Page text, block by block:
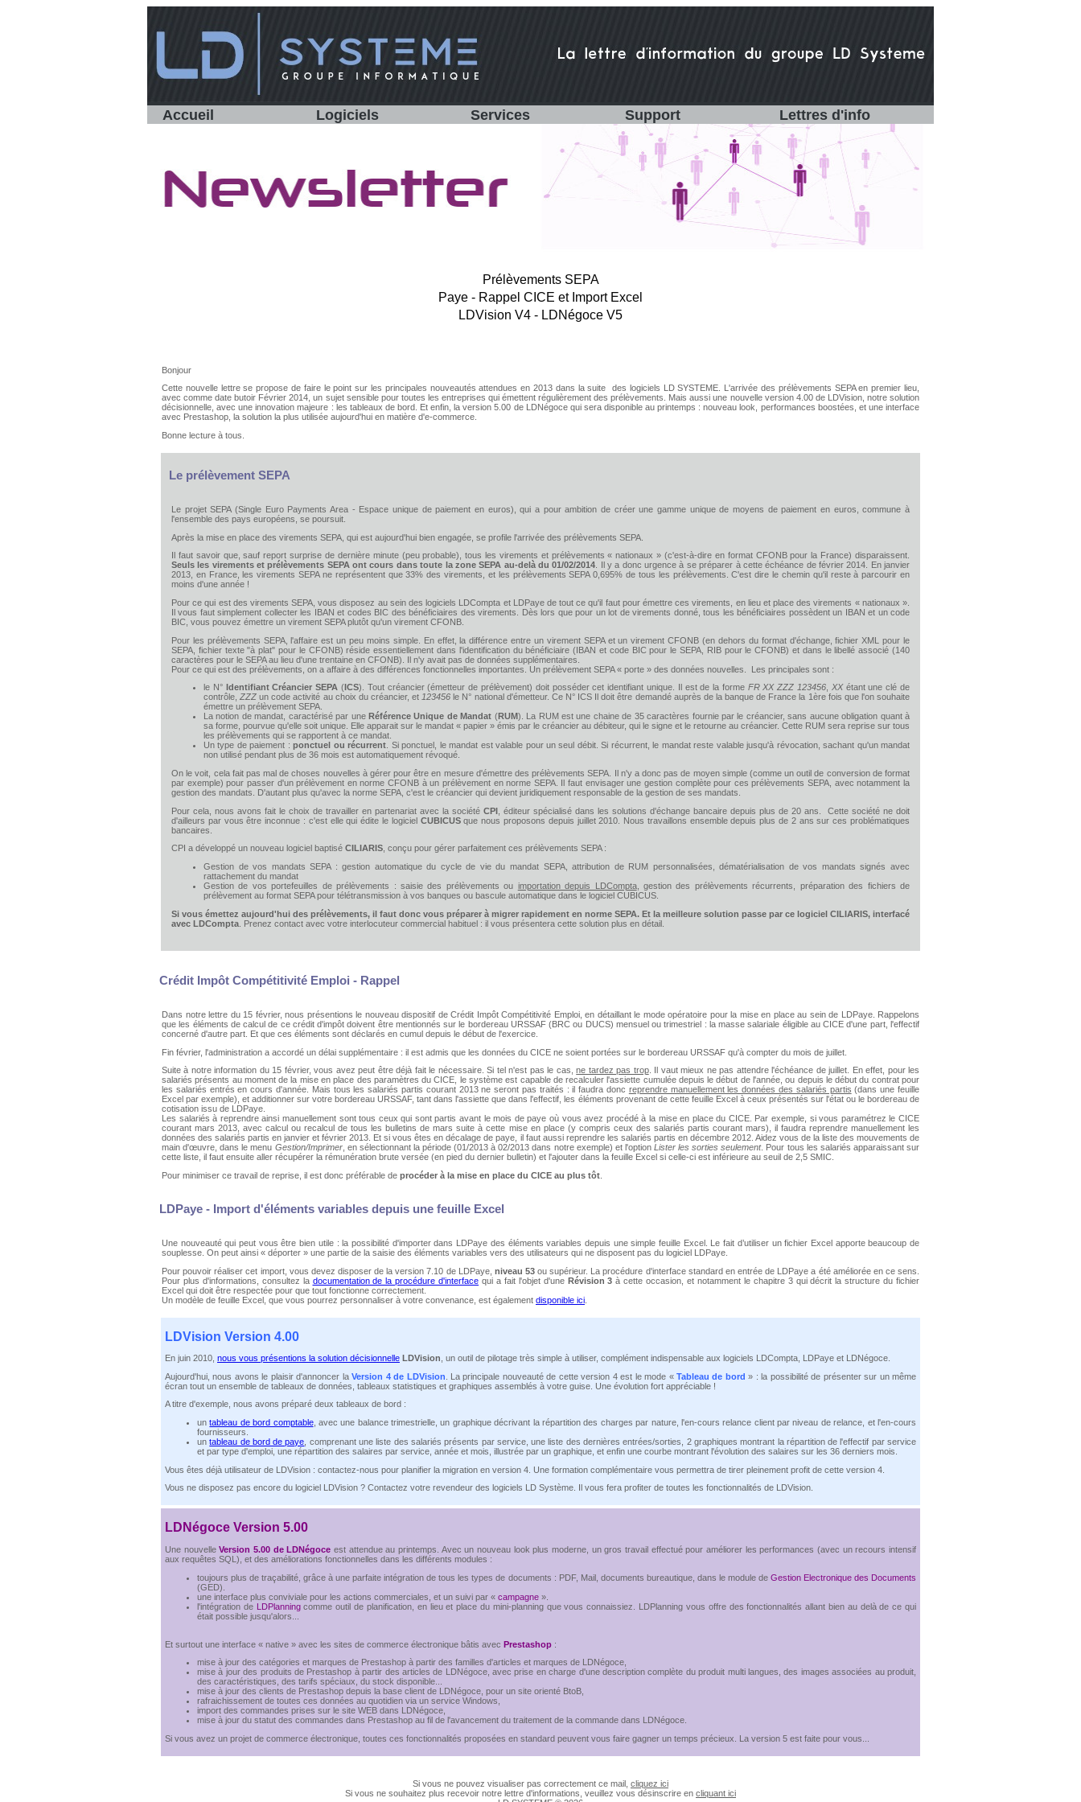
Accueil Logiciels Services Support Lettres d'info
Prélèvements SEPA
Paye - Rappel CICE et Import Excel
LDVision V4 - LDNégoce V5
Bonjour
Cette nouvelle lettre se propose de faire le point sur les principales nouveautés attendues en 2013 dans la suite des logiciels LD SYSTEME. L'arrivée des prélèvements SEPA en premier lieu,
avec comme date butoir Février 2014, un sujet sensible pour toutes les entreprises qui émettent régulièrement des prélèvements. Mais aussi une nouvelle version 4.00 de LDVision, notre solution
décisionnelle, avec une innovation majeure : les tableaux de bord. Et enfin, la version 5.00 de LDNégoce qui sera disponible au printemps : nouveau look, performances boostées, et une interface
avec Prestashop, la solution la plus utilisée aujourd'hui en matière d'e-commerce.
Bonne lecture à tous.
Le prélèvement SEPA
Le projet SEPA (Single Euro Payments Area - Espace unique de paiement en euros), qui a pour ambition de créer une gamme unique de moyens de paiement en euros, commune à
l'ensemble des pays européens, se poursuit.
Après la mise en place des virements SEPA, qui est aujourd'hui bien engagée, se profile l'arrivée des prélèvements SEPA.
Il faut savoir que, sauf report surprise de dernière minute (peu probable), tous les virements et prélèvements « nationaux » (c'est-à-dire en format CFONB pour la France) disparaissent.
Seuls les virements et prélèvements SEPA ont cours dans toute la zone SEPA au-delà du 01/02/2014 . Il y a donc urgence à se préparer à cette échéance de février 2014. En janvier
2013, en France, les virements SEPA ne représentent que 33% des virements, et les prélèvements SEPA 0,695% de tous les prélèvements. C'est dire le chemin qu'il reste à parcourir en
moins d'une année !
Pour ce qui est des virements SEPA, vous disposez au sein des logiciels LDCompta et LDPaye de tout ce qu'il faut pour émettre ces virements, en lieu et place des virements « nationaux ».
Il vous faut simplement collecter les IBAN et codes BIC des bénéficiaires des virements. Dès lors que pour un lot de virements donné, tous les bénéficiaires possèdent un IBAN et un code
BIC, vous pouvez émettre un virement SEPA plutôt qu'un virement CFONB.
Pour les prélèvements SEPA, l'affaire est un peu moins simple. En effet, la différence entre un virement SEPA et un virement CFONB (en dehors du format d'échange, fichier XML pour le
SEPA, fichier texte "à plat" pour le CFONB) réside essentiellement dans l'identification du bénéficiaire (IBAN et code BIC pour le SEPA, RIB pour le CFONB) et dans le libellé associé (140
caractères pour le SEPA au lieu d'une trentaine en CFONB). Il n'y avait pas de données supplémentaires.
Pour ce qui est des prélèvements, on a affaire à des différences fonctionnelles importantes. Un prélèvement SEPA « porte » des données nouvelles. Les principales sont :
le N° Identifiant Créancier SEPA (ICS). Tout créancier (émetteur de prélèvement) doit posséder cet identifiant unique. Il est de la forme FR XX ZZZ 123456 XXétant une clé de
contrôle,ZZZ un code activité au choix du créancier, et 123456 le N° national d'émetteur. Ce N° ICS Il doit être demandé auprès de la banque de France la 1ère fois que l'on souhaite
émettre un prélèvement SEPA.
La notion de mandat, caractérisé par une Référence Unique de Mandat (RUM). La RUM est une chaine de 35 caractères fournie par le créancier, sans aucune obligation quant à
sa forme, pourvue qu'elle soit unique. Elle apparait sur le mandat « papier » émis par le créancier au débiteur, qui le signe et le retourne au créancier. Cette RUM sera reprise sur tous
les prélèvements qui se rapportent à ce mandat.
Un type de paiement :ponctuel ou récurrent . Si ponctuel, le mandat est valable pour un seul débit. Si récurrent, le mandat reste valable jusqu'à révocation, sachant qu'un mandat
non utilisé pendant plus de 36 mois est automatiquement révoqué.
On le voit, cela fait pas mal de choses nouvelles à gérer pour être en mesure d'émettre des prélèvements SEPA. Il n'y a donc pas de moyen simple (comme un outil de conversion de format
par exemple) pour passer d'un prélèvement en norme CFONB à un prélèvement en norme SEPA. Il faut envisager une gestion complète pour ces prélèvements SEPA, avec notamment la
gestion des mandats. D'autant plus qu'avec la norme SEPA, c'est le créancier qui devient juridiquement responsable de la gestion de ses mandats.
Pour cela, nous avons fait le choix de travailler en partenariat avec la société CPI , éditeur spécialisé dans les solutions d'échange bancaire depuis plus de 20 ans. Cette société ne doit
d'ailleurs par vous être inconnue : c'est elle qui édite le logiciel CUBICUSque nous proposons depuis juillet 2010. Nous travaillons ensemble depuis plus de 2 ans sur ces problématiques
bancaires.
CPI a développé un nouveau logiciel baptisé CILIARIS , conçu pour gérer parfaitement ces prélèvements SEPA :
Gestion de vos mandats SEPA : gestion automatique du cycle de vie du mandat SEPA, attribution de RUM personnalisées, dématérialisation de vos mandats signés avec
rattachement du mandat
Gestion de vos portefeuilles de prélèvements : saisie des prélèvements ou importation depuis LDCompta, gestion des prélèvements récurrents, préparation des fichiers de
prélèvement au format SEPA pour télétransmission à vos banques ou bascule automatique dans le logiciel CUBICUS.
Si vous émettez aujourd'hui des prélèvements, il faut donc vous préparer à migrer rapidement en norme SEPA. Et la meilleure solution passe par ce logiciel CILIARIS, interfacé
avec LDCompta . Prenez contact avec votre interlocuteur commercial habituel : il vous présentera cette solution plus en détail.
Crédit Impôt Compétitivité Emploi - Rappel
Dans notre lettre du 15 février, nous présentions le nouveau dispositif de Crédit Impôt Compétitivité Emploi, en détaillant le mode opératoire pour la mise en place au sein de LDPaye. Rappelons
que les éléments de calcul de ce crédit d'impôt doivent être mentionnés sur le bordereau URSSAF (BRC ou DUCS) mensuel ou trimestriel : la masse salariale éligible au CICE d'une part, l'effectif
concerné d'autre part. Et que ces éléments sont déclarés en cumul depuis le début de l'exercice.
Fin février, l'administration a accordé un délai supplémentaire : il est admis que les données du CICE ne soient portées sur le bordereau URSSAF qu'à compter du mois de juillet.
Suite à notre information du 15 février, vous avez peut être déjà fait le nécessaire. Si tel n'est pas le cas,ne tardez pas trop. Il vaut mieux ne pas attendre l'échéance de juillet. En effet, pour les
salariés présents au moment de la mise en place des paramètres du CICE, le système est capable de recalculer l'assiette cumulée depuis le début de l'année, ou depuis le début du contrat pour
les salariés entrés en cours d'année. Mais tous les salariés partis courant 2013 ne seront pas traités : il faudra donc reprendre manuellement les données des salariés partis (dans une feuille
Excel par exemple), et additionner sur votre bordereau URSSAF, tant dans l'assiette que dans l'effectif, les éléments provenant de cette feuille Excel à ceux présentés sur l'état ou le bordereau de
cotisation issu de LDPaye.
Les salariés à reprendre ainsi manuellement sont tous ceux qui sont partis avant le mois de paye où vous avez procédé à la mise en place du CICE. Par exemple, si vous paramétrez le CICE
courant mars 2013, avec calcul ou recalcul de tous les bulletins de mars suite à cette mise en place (y compris ceux des salariés partis courant mars), il faudra reprendre manuellement les
données des salariés partis en janvier et février 2013. Et si vous êtes en décalage de paye, il faut aussi reprendre les salariés partis en décembre 2012. Aidez vous de la liste des mouvements de
main d'œuvre, dans le menu Gestion/Imprimer, en sélectionnant la période (01/2013 à 02/2013 dans notre exemple) et l'optionLister les sorties seulement. Pour tous les salariés apparaissant sur
cette liste, il faut ensuite aller récupérer la rémunération brute versée (en pied du dernier bulletin) et l'ajouter dans la feuille Excel si celle-ci est inférieure au seuil de 2,5 SMIC.
Pour minimiser ce travail de reprise, il est donc préférable de procéder à la mise en place du CICE au plus tôt
LDPaye - Import d'éléments variables depuis une feuille Excel
Une nouveauté qui peut vous être bien utile : la possibilité d'importer dans LDPaye des éléments variables depuis une simple feuille Excel. Le fait d’utiliser un fichier Excel apporte beaucoup de
souplesse. On peut ainsi « déporter » une partie de la saisie des éléments variables vers des utilisateurs qui ne disposent pas du logiciel LDPaye.
Pour pouvoir réaliser cet import, vous devez disposer de la version 7.10 de LDPaye, niveau 53ou supérieur. La procédure d'interface standard en entrée de LDPaye a été améliorée en ce sens.
Pour plus d'informations, consultez la documentation de la procédure d'interface qui a fait l'objet d'une Révision 3 à cette occasion, et notamment le chapitre 3 qui décrit la structure du fichier
Excel qui doit être respectée pour que tout fonctionne correctement.
Un modèle de feuille Excel, que vous pourrez personnaliser à votre convenance, est également disponible ici
LDVision Version 4.00
En juin 2010, nous vous présentions la solution décisionnelle LDVision , un outil de pilotage très simple à utiliser, complément indispensable aux logiciels LDCompta, LDPaye et LDNégoce.
Aujourd'hui, nous avons le plaisir d'annoncer laVersion 4 de LDVision . La principale nouveauté de cette version 4 est le mode «Tableau de bord » : la possibilité de présenter sur un même
écran tout un ensemble de tableaux de données, tableaux statistiques et graphiques assemblés à votre guise. Une évolution fort appréciable !
A titre d'exemple, nous avons préparé deux tableaux de bord :
untableau de bord comptable, avec une balance trimestrielle, un graphique décrivant la répartition des charges par nature, l'en-cours relance client par niveau de relance, et l'en-cours
fournisseurs.
untableau de bord de paye , comprenant une liste des salariés présents par service, une liste des dernières entrées/sorties, 2 graphiques montrant la répartition de l'effectif par service
et par type d'emploi, une répartition des salaires par service, année et mois, illustrée par un graphique, et enfin une courbe montrant l'évolution des salaires sur les 36 derniers mois.
Vous êtes déjà utilisateur de LDVision : contactez-nous pour planifier la migration en version 4. Une formation complémentaire vous permettra de tirer pleinement profit de cette version 4.
Vous ne disposez pas encore du logiciel LDVision ? Contactez votre revendeur des logiciels LD Système. Il vous fera profiter de toutes les fonctionnalités de LDVision.
LDNégoce Version 5.00
Une nouvelleVersion 5.00 de LDNégoce est attendue au printemps. Avec un nouveau look plus moderne, un gros travail effectué pour améliorer les performances (avec un recours intensif
aux requêtes SQL), et des améliorations fonctionnelles dans les différents modules :
toujours plus de traçabilité, grâce à une parfaite intégration de tous les types de documents : PDF, Mail, documents bureautique, dans le module de Gestion Electronique des Documents
(GED).
une interface plus conviviale pour les actions commerciales, et un suivi par « campagne ».
l'intégration de LDPlanningcomme outil de planification, en lieu et place du mini-planning que vous connaissiez. LDPlanning vous offre des fonctionnalités allant bien au delà de ce qui
était possible jusqu'alors...
Et surtout une interface « native » avec les sites de commerce électronique bâtis avec Prestashop :
mise à jour des catégories et marques de Prestashop à partir des familles d'articles et marques de LDNégoce,
mise à jour des produits de Prestashop à partir des articles de LDNégoce, avec prise en charge d'une description complète du produit multi langues, des images associées au produit,
des caractéristiques, des tarifs spéciaux, du stock disponible...
mise à jour des clients de Prestashop depuis la base client de LDNégoce, pour un site orienté BtoB,
rafraichissement de toutes ces données au quotidien via un service Windows,
import des commandes prises sur le site WEB dans LDNégoce,
mise à jour du statut des commandes dans Prestashop au fil de l'avancement du traitement de la commande dans LDNégoce.
Si vous avez un projet de commerce électronique, toutes ces fonctionnalités proposées en standard peuvent vous faire gagner un temps précieux. La version 5 est faite pour vous...
Si vous ne pouvez visualiser pas correctement ce mail, cliquez ici
Si vous ne souhaitez plus recevoir notre lettre d'informations, veuillez vous désinscrire en cliquant ici